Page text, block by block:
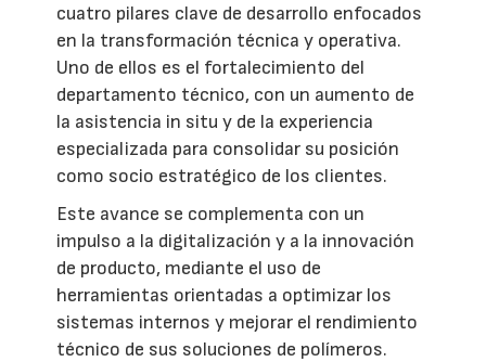
cuatro pilares clave de desarrollo enfocados
en la transformación técnica y operativa.
Uno de ellos es el fortalecimiento del
departamento técnico, con un aumento de
la asistencia in situ y de la experiencia
especializada para consolidar su posición
como socio estratégico de los clientes.
Este avance se complementa con un
impulso a la digitalización y a la innovación
de producto, mediante el uso de
herramientas orientadas a optimizar los
sistemas internos y mejorar el rendimiento
técnico de sus soluciones de polímeros.